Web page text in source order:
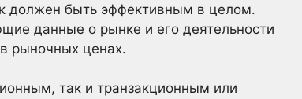
должен быть эффективным в целом.
данные о рынке и его деятельности
рыночных ценах.
так и транзакционным или